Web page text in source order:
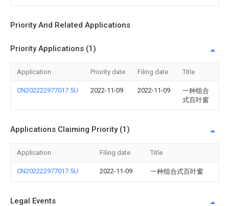
Priority And Related Applications
Priority Applications (1)
Application Priority date Filing date Title
CN202222977017.5U 2022-11-09 2022-11-09
一种组合
式百叶窗
Applications Claiming Priority (1)
Application Filing date Title
CN202222977017.5U 2022-11-09 一种组合式百叶窗
Legal Events